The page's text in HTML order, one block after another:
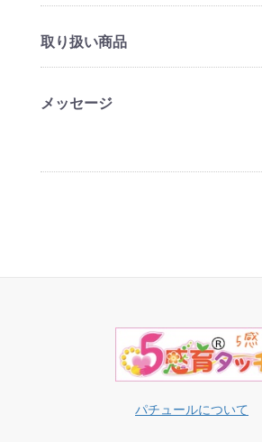
取り扱い商品
メッセージ
パチュールについて